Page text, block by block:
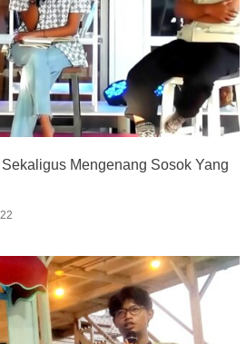
Mengenang Sosok Yang
22